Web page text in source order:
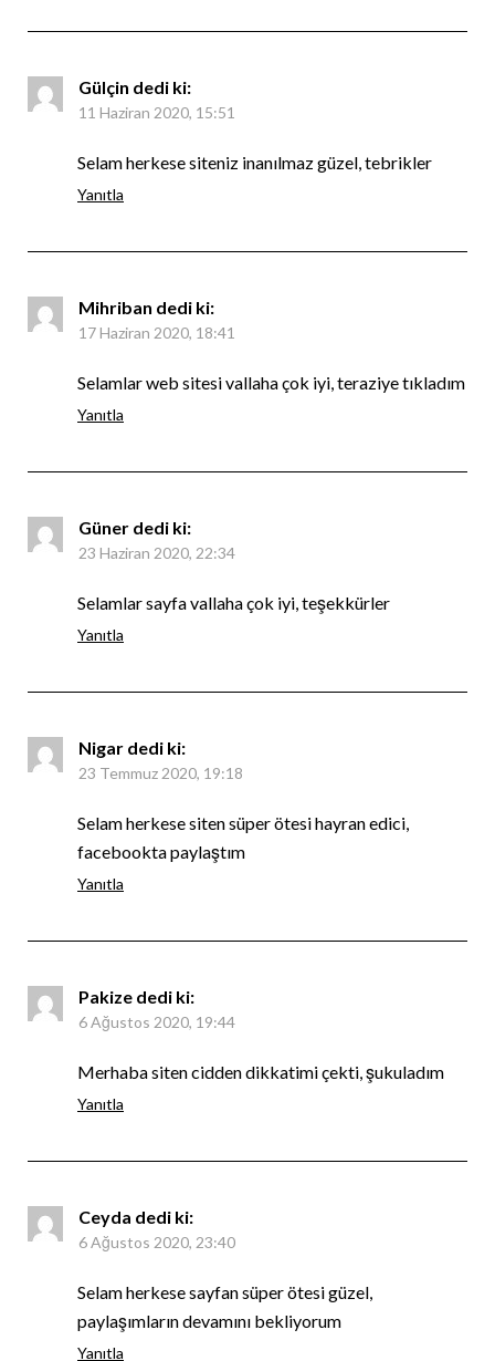
Gülçin dedi ki:
11 Haziran 2020, 15:51
Selam herkese siteniz inanılmaz güzel, tebrikler
Yanıtla
Mihriban dedi ki:
17 Haziran 2020, 18:41
Selamlar web sitesi vallaha çok iyi, teraziye tıkladım
Yanıtla
Güner dedi ki:
23 Haziran 2020, 22:34
Selamlar sayfa vallaha çok iyi, teşekkürler
Yanıtla
Nigar dedi ki:
23 Temmuz 2020, 19:18
Selam herkese siten süper ötesi hayran edici,
facebookta paylaştım
Yanıtla
Pakize dedi ki:
6 Ağustos 2020, 19:44
Merhaba siten cidden dikkatimi çekti, şukuladım
Yanıtla
Ceyda dedi ki:
6 Ağustos 2020, 23:40
Selam herkese sayfan süper ötesi güzel,
paylaşımların devamını bekliyorum
Yanıtla